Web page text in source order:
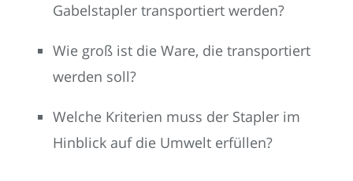
Gabelstapler transportiert werden?
Wie groß ist die Ware, die transportiert
werden soll?
Welche Kriterien muss der Stapler im
Hinblick auf die Umwelt erfüllen?